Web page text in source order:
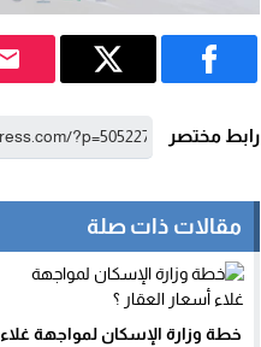
رابط مختصر
مقالات ذات صلة
خطة وزارة الإسكان لمواجهة غلاء